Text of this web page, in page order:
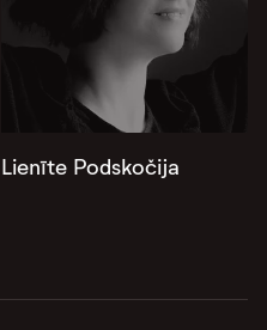
Lienīte Podskočija